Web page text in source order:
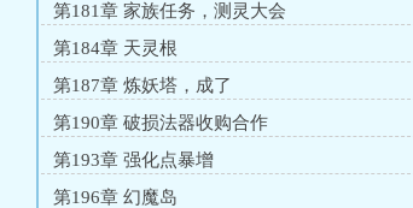
第181章 家族任务，测灵大会
第184章 天灵根
第187章 炼妖塔，成了
第190章 破损法器收购合作
第193章 强化点暴增
第196章 幻魔岛